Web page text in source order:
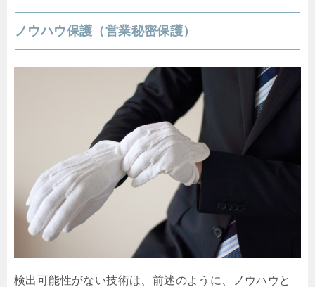
ノウハウ保護（営業秘密保護）
検出可能性がない技術は、前述のように、ノウハウと